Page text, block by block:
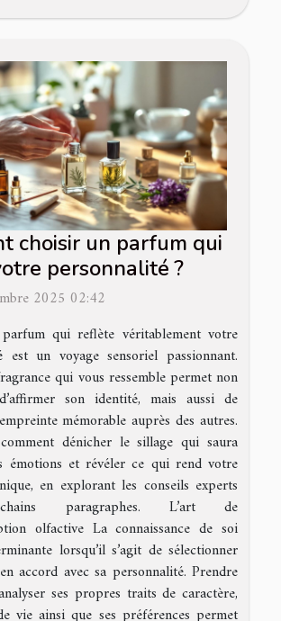
choisir un parfum qui
personnalité ?
2025 02:42
qui reflète véritablement votre
est un voyage sensoriel passionnant.
qui vous ressemble permet non
son identité, mais aussi de
mémorable auprès des autres.
dénicher le sillage qui saura
émotions et révéler ce qui rend votre
en explorant les conseils experts
paragraphes. L’art de
olfactive La connaissance de soi
lorsqu’il s’agit de sélectionner
accord avec sa personnalité. Prendre
ses propres traits de caractère,
vie ainsi que ses préférences permet